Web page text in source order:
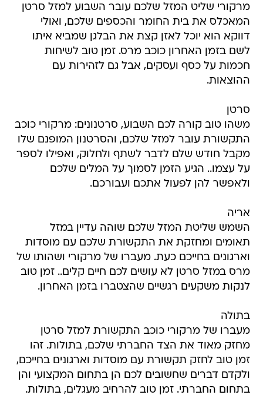
מרקורי שליט המזל שלכם עובר השבוע למזל סרטן
המאכלס את בית החומר והכספים שלכם, ואולי
דווקא הוא יוכל לאזן קצת את הבלגן שמביא איתו
לשם בזמן האחרון כוכב מרס. זמן טוב לשיחות
חכמות על כסף ועסקים, אבל גם לזהירות עם
ההוצאות.
סרטן
משהו טוב קורה לכם השבוע, סרטנונים: מרקורי כוכב
התקשורת עובר למזל שלכם, והסרטנון המופנם שלו
מקבל חודש שלם לדבר לשתף ולחלוק, ואפילו לספר
על עצמו.. הגיע הזמן לסמוך על המלים שלכם
ולאפשר להן לפעול אתכם ועבורכם.
אריה
השמש שליטת המזל שלכם שוהה עדיין במזל
תאומים ומחזקת את התקשורת שלכם עם מוסדות
וארגונים בחייכם כעת. מעברו של מרקורי ושהותו של
מרס במזל סרטן לא עושים לכם חיים קלים.. זמן טוב
לנקות משקעים רגשיים שהצטברו בזמן האחרון.
בתולה
מעברו של מרקורי כוכב התקשורת למזל סרטן
מחזק מאוד את הצד החברתי שלכם, בתולות. זהו
זמן טוב לחזק תקשורת עם מוסדות וארגונים בחייכם,
ולקדם דברים שחשובים לכם הן בתחום המקצועי והן
בתחום החברתי. זמן טוב להרחיב מעגלים, בתולות.